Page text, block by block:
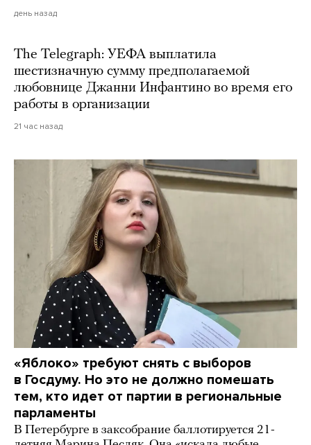
день назад
The Telegraph: УЕФА выплатила
шестизначную сумму предполагаемой
любовнице Джанни Инфантино во время его
работы в организации
21 час назад
«Яблоко» требуют снять с выборов
в Госдуму. Но это не должно помешать
тем, кто идет от партии в региональные
парламенты
В Петербурге в заксобрание баллотируется 21-